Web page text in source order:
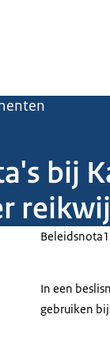
bij
Beleidsnota
In een
gebruiken